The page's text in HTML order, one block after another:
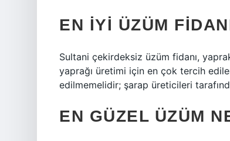
EN IYI ÜZÜM
Sultani çekirdeksiz üzüm fidanı,
yaprağı üretimi için en çok tercih
edilmemelidir; şarap üreticileri
EN GÜZEL ÜZÜM